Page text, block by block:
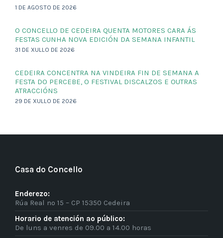
1 DE AGOSTO DE 2026
O CONCELLO DE CEDEIRA QUENTA MOTORES CARA ÁS
FESTAS CUNHA NOVA EDICIÓN DA SEMANA INFANTIL
31 DE XULLO DE 2026
CEDEIRA CONCENTRA NA VINDEIRA FIN DE SEMANA A
FESTA DO PERCEBE, O FESTIVAL DISCALZOS E OUTRAS
ATRACCIÓNS
29 DE XULLO DE 2026
Casa do Concello
Enderezo:
Rúa Real nº 15 – CP 15350 Cedeira
Horario de atención ao público:
De luns a venres de 09.00 a 14.00 horas